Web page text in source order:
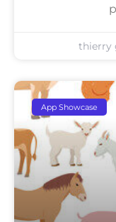
thierry
App Showcase